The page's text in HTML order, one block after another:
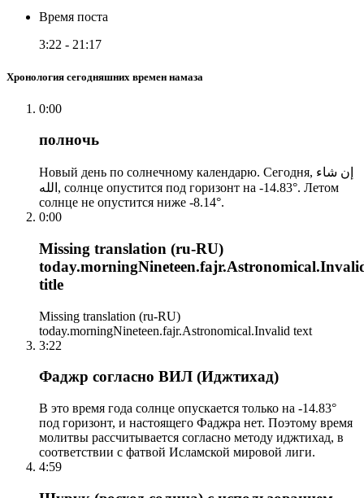
Время поста
3:22 - 21:17
Хронология сегодняшних времен намаза
0:00
полночь
Новый день по солнечному календарю. Сегодня, إن شاء
الله, солнце опустится под горизонт на -14.83°. Летом
солнце не опустится ниже -8.14°.
0:00
Missing translation (ru-RU)
title
Missing translation (ru-RU)
today.morningNineteen.fajr.Astronomical.Invalid text
3:22
Фаджр согласно ВИЛ (Иджтихад)
В это время года солнце опускается только на -14.83°
под горизонт, и настоящего Фаджра нет. Поэтому время
молитвы рассчитывается согласно методу иджтихад, в
соответствии с фатвой Исламской мировой лиги.
4:59